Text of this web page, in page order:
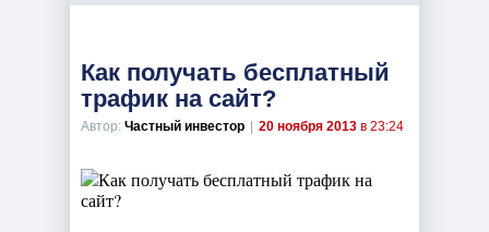
Как получать бесплатный
трафик на сайт?
Автор: Частный инвестор 20 ноября 2013 в 23:24